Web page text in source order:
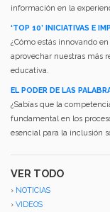
información en la
‘TOP 10’ INICIATIVAS E
¿Cómo estás innovando
aprovechar nuestras más
educativa.
EL PODER DE LAS
¿Sabías que la
fundamental en los
esencial para la inclusión
VER TODO
› NOTICIAS
› VIDEOS